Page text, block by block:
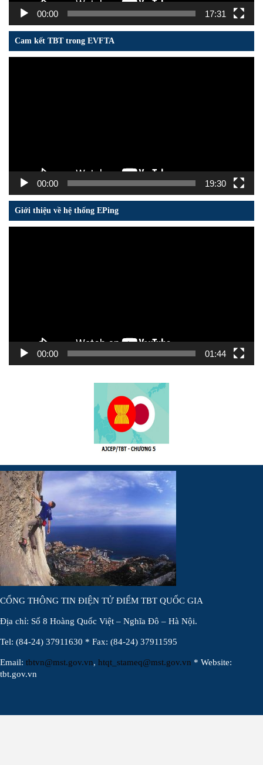
00:00 17:31
Cam kết TBT trong EVFTA
00:00 19:30
Giới thiệu về hệ thống EPing
00:00 01:44
CỔNG THÔNG TIN ĐIỆN TỬ ĐIỂM TBT QUỐC GIA
Địa chỉ: Số 8 Hoàng Quốc Việt – Nghĩa Đô – Hà Nội.
Tel: (84-24) 37911630 * Fax: (84-24) 37911595
Email: tbtvn@mst.gov.vn, htqt_stameq@mst.gov.vn * Website:
tbt.gov.vn